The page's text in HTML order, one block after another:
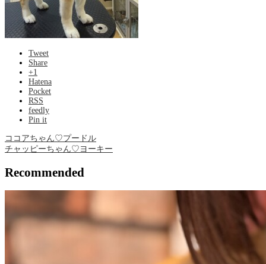
Tweet
Share
+1
Hatena
Pocket
RSS
feedly
Pin it
ココアちゃん♡プードル
チャッピーちゃん♡ヨーキー
Recommended